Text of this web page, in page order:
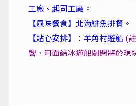
工廠、起司工廠。
【風味餐食】北海鯡魚排餐。
【貼心安排】：羊角村遊船 (
響，河面結冰遊船關閉將於現